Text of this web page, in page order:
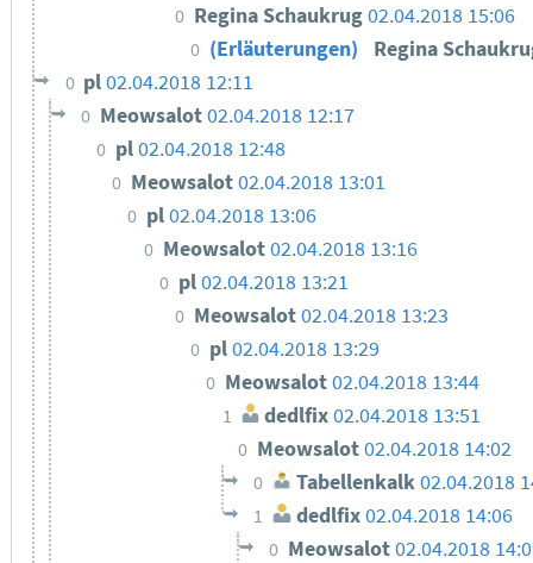
0 Regina Schaukrug02.04.2018 15:06
0 (Erläuterungen) Regina
0 pl02.04.2018 12:11
0 Meowsalot02.04.2018 12:17
0 pl02.04.2018 12:48
0 Meowsalot02.04.2018 13:01
0 pl02.04.2018 13:06
0 Meowsalot02.04.2018 13:16
0 pl02.04.2018 13:21
0 Meowsalot02.04.2018 13:23
0 pl02.04.2018 13:29
0 Meowsalot02.04.2018 13:44
1 dedlfix02.04.2018 13:51
0 Meowsalot02.04.2018 14:02
0 Tabellenkalk02.04.2018
1 dedlfix02.04.2018 14:06
0 Meowsalot02.04.2018